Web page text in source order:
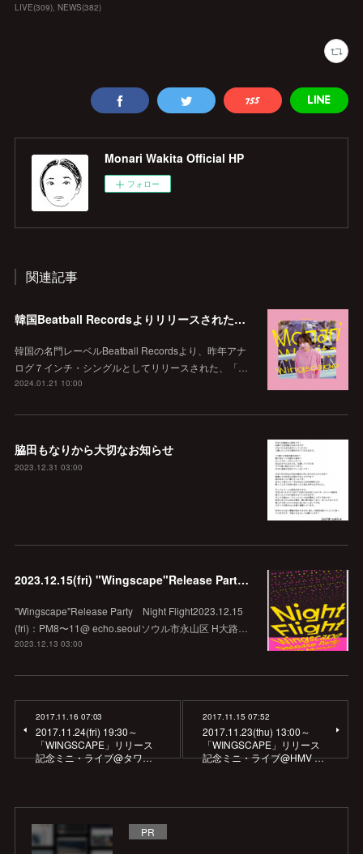
LIVE(309) NEWS(382)
Monari Wakita Official HP
フォロー
関連記事
韓国Beatball Recordsよりリリースされた「WINGSCAPE」（Korean ver.）VIVID SOUNDで、1/28(日)発売決定！
韓国の名門レーベルBeatball Recordsより、昨年アナ
ログ７インチ・シングルとしてリリースされた、「…
2024.01.21 10:00
脇田もなりから大切なお知らせ
2023.12.31 03:00
2023.12.15(fri) "Wingscape"Release Party Night Flight @echo.seoul
"Wingscape"Release Party Night Flight2023.12.15
(fri)：PM8〜11@ echo.seoulソウル市永山区 H大路…
2023.12.13 03:00
2017.11.16 07:03
2017.11.24(fri) 19:30～
「WINGSCAPE」リリース
記念ミニ・ライブ@タワ…
2017.11.15 07:52
2017.11.23(thu) 13:00～
「WINGSCAPE」リリース
記念ミニ・ライブ@HMV …
PR